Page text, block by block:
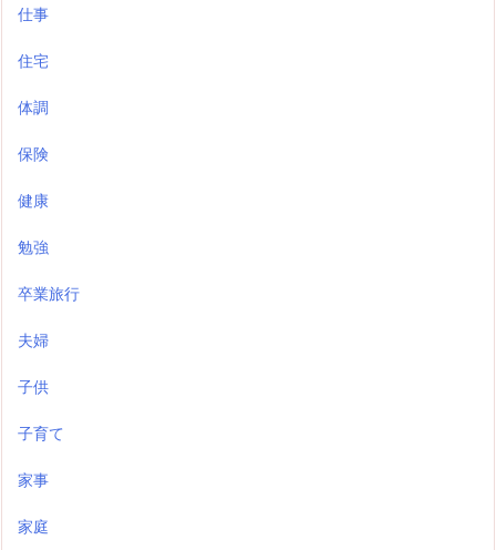
仕事
住宅
体調
保険
健康
勉強
卒業旅行
夫婦
子供
子育て
家事
家庭